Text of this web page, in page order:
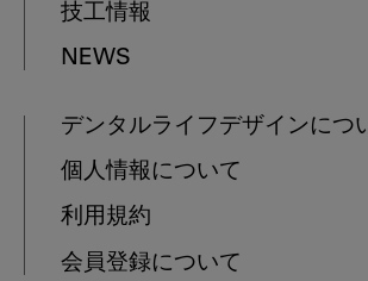
技工情報
NEWS
デンタルライフデザインにつ
個人情報について
利用規約
会員登録について